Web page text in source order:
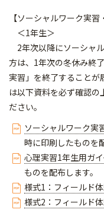
【ソーシャルワーク実習
＜1年生＞
2年次以降にソーシャ
方は、1年次の冬休み終
実習」を終了することが
は以下資料を必ず確認の
ださい。
ソーシャルワーク実
時に印刷したものを
心理実習1年生用ガ
ものを配布します。
様式1：フィールド
様式2：フィールド